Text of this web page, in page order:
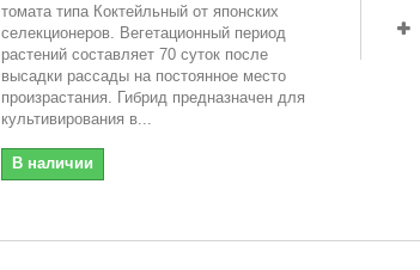
томата типа Коктейльный от японских
селекционеров. Вегетационный период
растений составляет 70 суток после
высадки рассады на постоянное место
произрастания. Гибрид предназначен для
культивирования в...
В наличии